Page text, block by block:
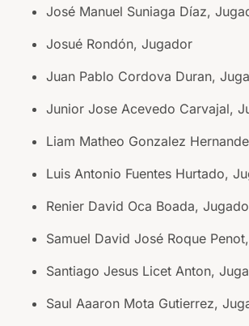
José Manuel Suniaga Díaz,
Josué Rondón, Jugador
Juan Pablo Cordova Duran,
Junior Jose Acevedo Carvajal,
Liam Matheo Gonzalez
Luis Antonio Fuentes Hurtado,
Renier David Oca Boada,
Samuel David José Roque
Santiago Jesus Licet Anton,
Saul Aaaron Mota Gutierrez,